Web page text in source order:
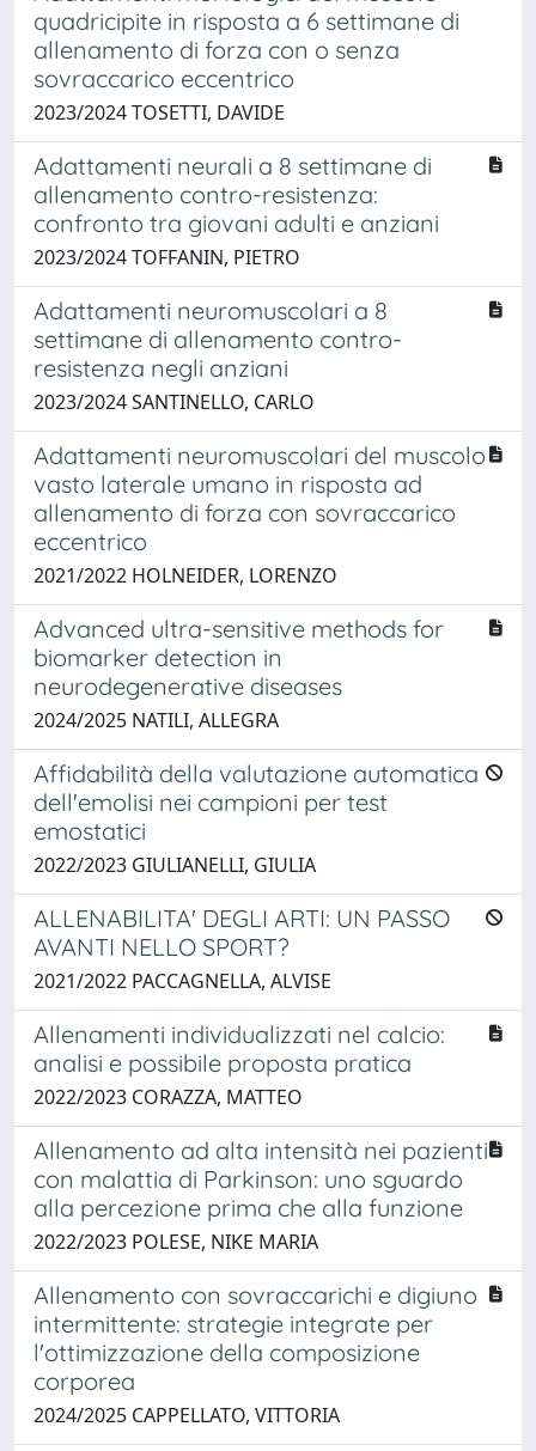
quadricipite in risposta a 6 settimane di
allenamento di forza con o senza
sovraccarico eccentrico
2023/2024 TOSETTI, DAVIDE
Adattamenti neurali a 8 settimane di
allenamento contro-resistenza:
confronto tra giovani adulti e anziani
2023/2024 TOFFANIN, PIETRO
Adattamenti neuromuscolari a 8
settimane di allenamento contro-
resistenza negli anziani
2023/2024 SANTINELLO, CARLO
Adattamenti neuromuscolari del muscolo
vasto laterale umano in risposta ad
allenamento di forza con sovraccarico
eccentrico
2021/2022 HOLNEIDER, LORENZO
Advanced ultra-sensitive methods for
biomarker detection in
neurodegenerative diseases
2024/2025 NATILI, ALLEGRA
Affidabilità della valutazione automatica
dell'emolisi nei campioni per test
emostatici
2022/2023 GIULIANELLI, GIULIA
ALLENABILITA' DEGLI ARTI: UN PASSO
AVANTI NELLO SPORT?
2021/2022 PACCAGNELLA, ALVISE
Allenamenti individualizzati nel calcio:
analisi e possibile proposta pratica
2022/2023 CORAZZA, MATTEO
Allenamento ad alta intensità nei pazienti
con malattia di Parkinson: uno sguardo
alla percezione prima che alla funzione
2022/2023 POLESE, NIKE MARIA
Allenamento con sovraccarichi e digiuno
intermittente: strategie integrate per
l'ottimizzazione della composizione
corporea
2024/2025 CAPPELLATO, VITTORIA